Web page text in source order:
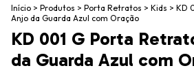
Início > Produtos > Porta Retratos > Kids > KD
Anjo da Guarda Azul com Oração
KD 001 G Porta
da Guarda Azul com